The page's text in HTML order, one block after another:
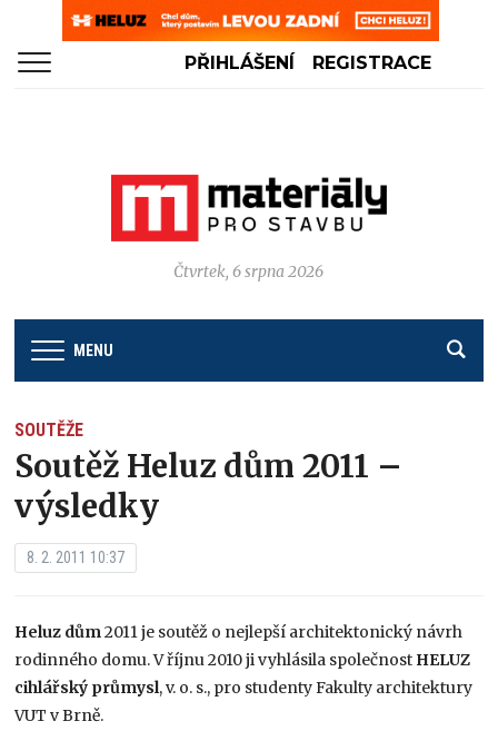
PŘIHLÁŠENÍ REGISTRACE
Čtvrtek, 6 srpna 2026
MENU
SOUTĚŽE
Soutěž Heluz dům 2011 –
výsledky
8. 2. 2011 10:37
Heluz dům2011 je soutěž o nejlepší architektonický návrh
rodinného domu. V říjnu 2010 ji vyhlásila společnost HELUZ
cihlářský průmysl, v. o. s., pro studenty Fakulty architektury
VUT v Brně.